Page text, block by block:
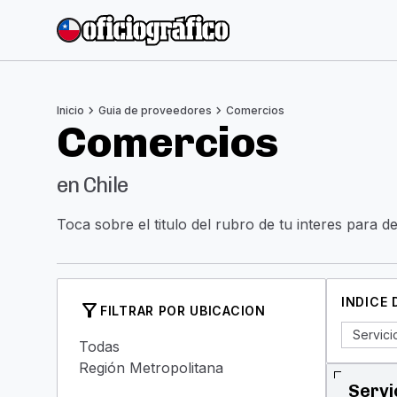
Inicio chevron_right Guia de proveedores chevron_right Comercios
Comercios
en Chile
Toca sobre el titulo del rubro de tu interes para
filter_alt FILTRAR POR UBICACION
Todas
Región Metropolitana
INDICE